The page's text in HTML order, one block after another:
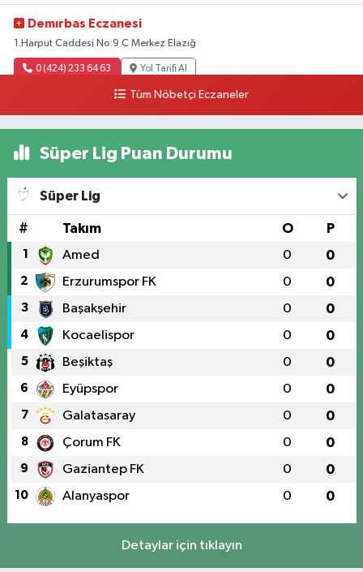
Demırbas Eczanesi
1.Harput Caddesi No:9 C Merkez Elazığ
0 (424) 233 64 63 Yol Tarifi Al
Ataşehir Mahallesi, Malatya Caddesi No:105 Merkez Elazığ
0 (424) 238 66 66 Yol Tarifi Al
Tüm Nöbetçi Eczaneler
Süper Lig Puan Durumu
Süper Lig
# Takım O P
1 Amed 0 0
2 Erzurumspor FK 0 0
3 Başakşehir 0 0
4 Kocaelispor 0 0
5 Beşiktaş 0 0
6 Eyüpspor 0 0
7 Galatasaray 0 0
8 Çorum FK 0 0
9 Gaziantep FK 0 0
10 Alanyaspor 0 0
Detaylar için tıklayın